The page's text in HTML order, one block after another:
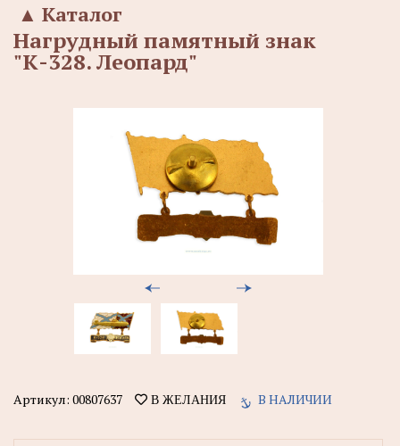
Каталог
▲
Нагрудный памятный знак
"К-328. Леопард"
Артикул: 00807637 В ЖЕЛАНИЯ В НАЛИЧИИ